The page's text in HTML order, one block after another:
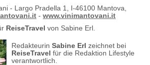
- Largo Pradella 1, I-46100 Mantova,
- www.vinimantovani.it
ReiseTravel von Sabine Erl.
Redakteurin Sabine Erl zeichnet bei
ReiseTravel für die Redaktion Lifestyle
verantwortlich.